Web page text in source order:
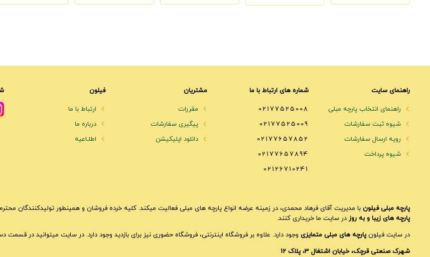
راهنمای سایت
راهنمای انتخاب پارچه مبلی
شیوه ثبت سفارشات
رویه ارسال سفارشات
شیوه پرداخت
شماره های ارتباط با ما
02177525008
02177525009
02177657852
02177657894
02126710241
مشتریان
مقررات
پیگیری سفارشات
دانلود اپلیکیشن
فیلون
ارتباط با ما
درباره ما
اطلـاعیه
پارچه مبلی فیلون با مدیریت آقای فرهاد محمدی، در زمینه عرضه انواع پارچه های مبلی فعالیت میکند. کلیه خرده فروشان و همینطور تولیدکنندگان
پارچه های زیبا و به روز در سایت ما خریداری کنند.
در سایت فیلونپارچه های مبلی متمایزی وجود دارد. علاوه بر فروشگاه اینترنتی، فروشگاه حضوری نیز برای بازدید وجود دارد. در سایت میتوانید در
شهرک صنعتی قرچک، خیابان اشتغال 3، پلاک 12